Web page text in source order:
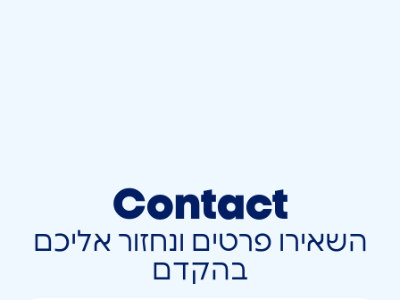
Contact
השאירו פרטים ונחזור אליכם
בהקדם